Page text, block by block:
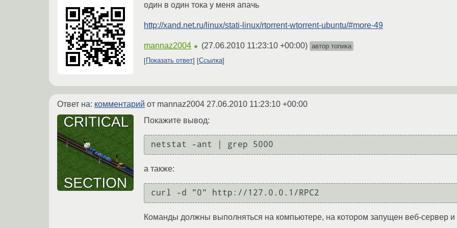
один в один тока у меня апачь
http://xand.net.ru/linux/stati-linux/rtorrent-wtorrent-ubuntu/#more-49
mannaz2004 ★ (27.06.2010 11:23:10 +00:00) автор топика
Показать ответ
Ссылка
Ответ на: комментарий от mannaz2004 27.06.2010 11:23:10 +00:00
Покажите вывод:
netstat -ant | grep 5000
а также:
curl -d "0" http://127.0.0.1/RPC2
Команды должны выполняться на компьютере, на котором запущен веб-сервер и